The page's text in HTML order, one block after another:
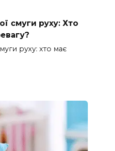
смуги руху: Хто
руху: хто має